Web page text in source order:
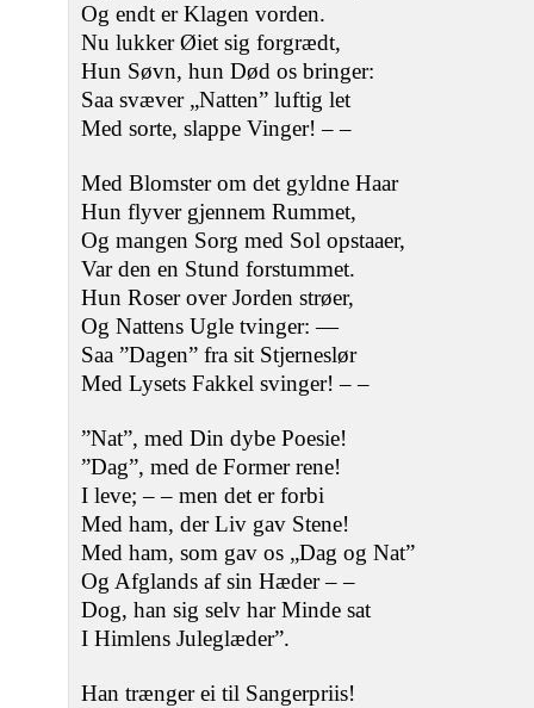
Og endt er Klagen vorden.
Nu lukker Øiet sig forgrædt,
Hun Søvn, hun Død os bringer:
Saa svæver „Natten” luftig let
Med sorte, slappe Vinger! ‒ ‒
Med Blomster om det gyldne Haar
Hun flyver gjennem Rummet,
Og mangen Sorg med Sol opstaaer,
Var den en Stund forstummet.
Hun Roser over Jorden strøer,
Og Nattens Ugle tvinger: —
Saa ”Dagen” fra sit Stjerneslør
Med Lysets Fakkel svinger! ‒ ‒
”Nat”, med Din dybe Poesie!
”Dag”, med de Former rene!
I leve; ‒ ‒ men det er forbi
Med ham, der Liv gav Stene!
Med ham, som gav os „Dag og Nat”
Og Afglands af sin Hæder ‒ ‒
Dog, han sig selv har Minde sat
I Himlens Juleglæder”.
Han trænger ei til Sangerpriis!